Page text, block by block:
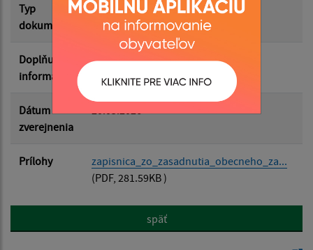
Typ
dokumentu
Rôzne
Doplňujúce
informácie
Dátum
zverejnenia
Prílohy
zapisnica_zo_zasadnutia_obecneho_za...
(PDF, 281.59KB )
späť